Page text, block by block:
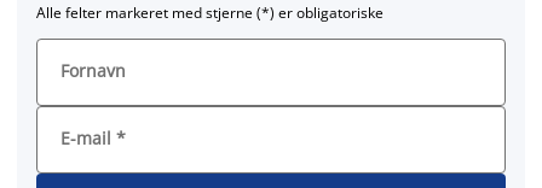
Alle felter markeret med stjerne (*) er obligatoriske
Fornavn
E-mail *